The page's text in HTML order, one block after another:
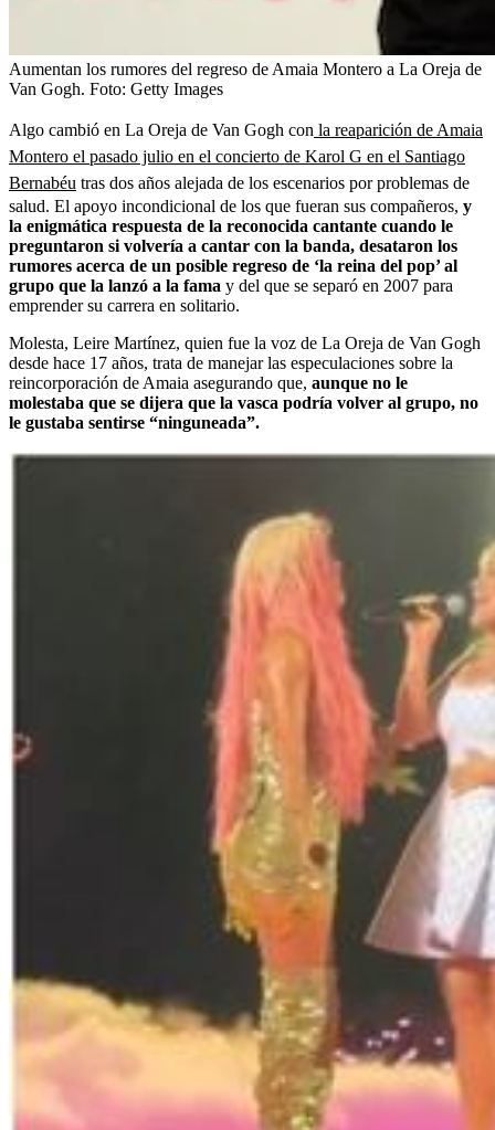
Aumentan los rumores del regreso de Amaia Montero a La Oreja de
Van Gogh. Foto: Getty Images
Algo cambió en La Oreja de Van Gogh con la reaparición de Amaia
Montero el pasado julio en el concierto de Karol G en el Santiago
Bernabéu tras dos años alejada de los escenarios por problemas de
salud. El apoyo incondicional de los que fueran sus compañeros, y
la enigmática respuesta de la reconocida cantante cuando le
preguntaron si volvería a cantar con la banda, desataron los
rumores acerca de un posible regreso de ‘la reina del pop’ al
grupo que la lanzó a la fama y del que se separó en 2007 para
emprender su carrera en solitario.
Molesta, Leire Martínez, quien fue la voz de La Oreja de Van Gogh
desde hace 17 años, trata de manejar las especulaciones sobre la
reincorporación de Amaia asegurando que, aunque no le
molestaba que se dijera que la vasca podría volver al grupo, no
le gustaba sentirse “ninguneada”.